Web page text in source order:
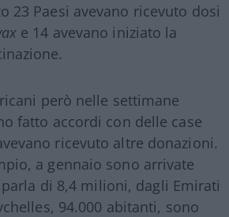
23 Paesi avevano ricevuto dosi
e 14 avevano iniziato la
però nelle settimane
fatto accordi con delle case
ricevuto altre donazioni.
a gennaio sono arrivate
di 8,4 milioni, dagli Emirati
94.000 abitanti, sono